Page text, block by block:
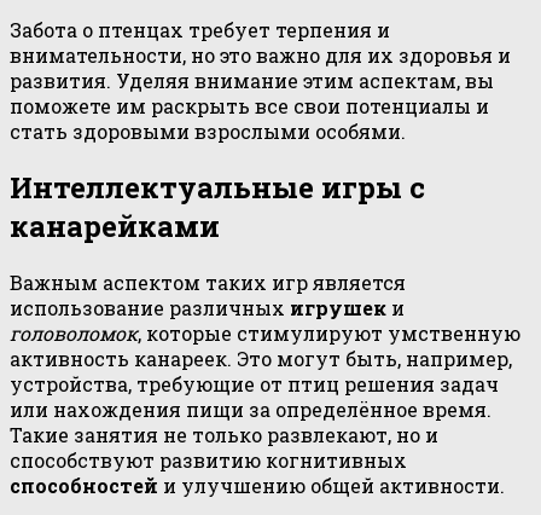
Забота о птенцах требует терпения и
внимательности, но это важно для их здоровья и
развития. Уделяя внимание этим аспектам, вы
поможете им раскрыть все свои потенциалы и
стать здоровыми взрослыми особями.
Интеллектуальные игры с
канарейками
Важным аспектом таких игр является
использование различных игрушек и
головоломок, которые стимулируют умственную
активность канареек. Это могут быть, например,
устройства, требующие от птиц решения задач
или нахождения пищи за определённое время.
Такие занятия не только развлекают, но и
способствуют развитию когнитивных
способностей и улучшению общей активности.